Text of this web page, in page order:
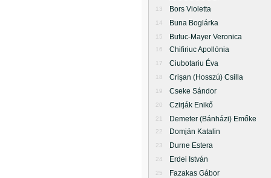
13 Bors Violetta
14 Buna Boglárka
15 Butuc-Mayer Veronica
16 Chifiriuc Apollónia
17 Ciubotariu Éva
18 Crişan (Hosszú) Csilla
19 Cseke Sándor
20 Czirják Enikő
21 Demeter (Bánházi) Emőke
22 Domján Katalin
23 Durne Estera
24 Erdei István
25 Fazakas Gábor